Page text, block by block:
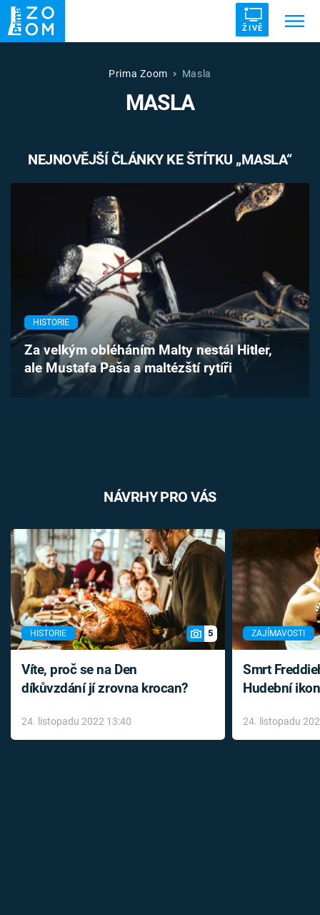
ŽIVĚ
UFO DRUHÁ SVĚTOVÁ VÁLKA
VETŘELCI DÁVNOVĚKU
Pořady
TV Program
Časopis
Sledujte prima+
Prima Zoom Masla
MASLA
NEJNOVĚJŠÍ ČLÁNKY KE ŠTÍTKU „MASLA“
HISTORIE
Za velkým obléháním Malty nestál Hitler,
ale Mustafa Paša a maltézští rytíři
NÁVRHY PRO VÁS
HISTORIE 5
Víte, proč se na Den
díkůvzdání jí zrovna krocan?
24. listopadu 2022 13:40
ZAJÍMAVOSTI
Smrt
Hudební
léky
24. listopadu